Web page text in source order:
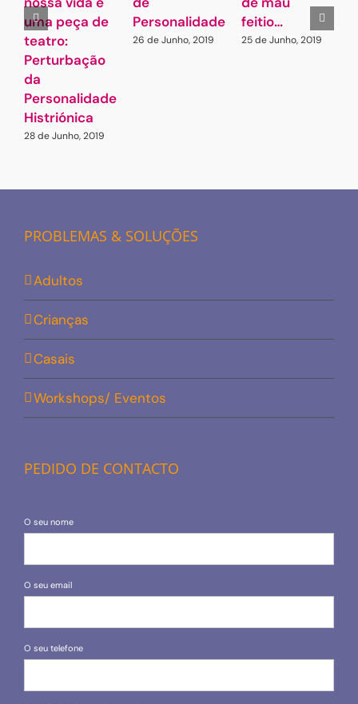
uma peça de
teatro:
Perturbação
da
Personalidade
Histriónica
28 de Junho, 2019
Personalidade
26 de Junho, 2019
feitio…
25 de Junho, 2019
PROBLEMAS & SOLUÇÕES
Adultos
Crianças
Casais
Workshops/ Eventos
PEDIDO DE CONTACTO
O seu nome
O seu email
O seu telefone